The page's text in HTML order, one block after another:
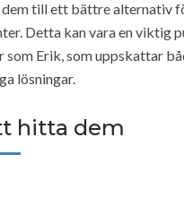
till ett bättre alternativ
Detta kan vara en viktig
som Erik, som uppskattar
lösningar.
hitta dem